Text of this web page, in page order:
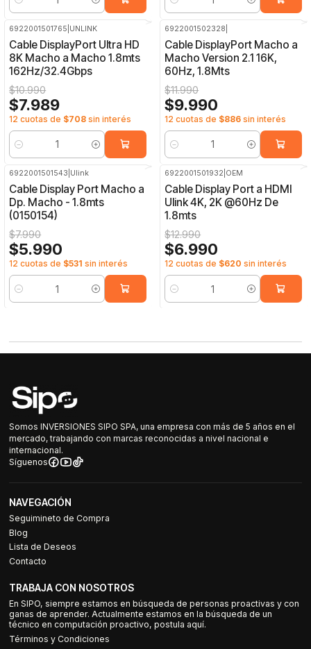
Cantidad Cantidad
6922001501765 UNLINK
Cable DisplayPort Ultra HD
8K Macho a Macho 1.8mts
162Hz/32.4Gbps
$10.990
$7.989
12 cuotas de $708 sin interés
Cantidad
6922001502328
Cable DisplayPort Macho a
Macho Version 2.1 16K,
60Hz, 1.8Mts
$11.990
$9.990
12 cuotas de $886 sin interés
Cantidad
6922001501543 Ulink
Cable Display Port Macho a
Dp. Macho - 1.8mts
(0150154)
$7.990
$5.990
12 cuotas de $531 sin interés
Cantidad
6922001501932 OEM
Cable Display Port a HDMI
Ulink 4K, 2K @60Hz De
1.8mts
$12.990
$6.990
12 cuotas de $620 sin interés
Cantidad
Somos INVERSIONES SIPO SPA, una empresa con más de 5 años en el
mercado, trabajando con marcas reconocidas a nivel nacional e
internacional.
Síguenos
NAVEGACIÓN
Seguimineto de Compra
Blog
Lista de Deseos
Contacto
TRABAJA CON NOSOTROS
En SIPO, siempre estamos en búsqueda de personas proactivas y con
ganas de aprender. Actualmente estamos en la búsqueda de un
técnico en computación proactivo, postula aquí.
Términos y Condiciones